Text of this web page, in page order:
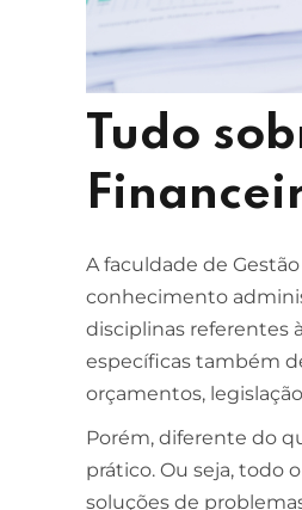
Tudo
A faculdade de
conhecimento
disciplinas referentes
específicas também
orçamentos,
Porém, diferente do
prático. Ou seja, todo
soluções de